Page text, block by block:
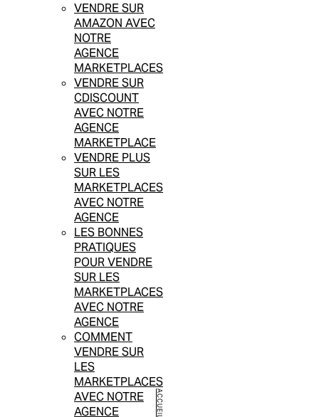
VENDRE SUR
AMAZON AVEC
NOTRE
AGENCE
MARKETPLACES
VENDRE SUR
CDISCOUNT
AVEC NOTRE
AGENCE
MARKETPLACE
VENDRE PLUS
SUR LES
MARKETPLACES
AVEC NOTRE
AGENCE
LES BONNES
PRATIQUES
POUR VENDRE
SUR LES
MARKETPLACES
AVEC NOTRE
AGENCE
COMMENT
VENDRE SUR
LES
MARKETPLACES
AVEC NOTRE
AGENCE
ACCUEIL